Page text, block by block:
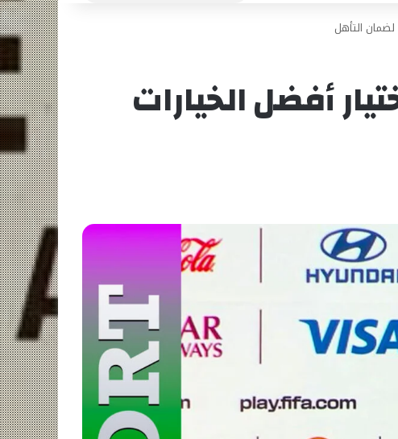
لضمان التأهل
أفضل الخيارات